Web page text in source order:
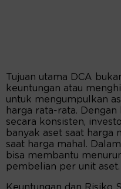
Tujuan utama DCA
keuntungan atau
untuk mengumpulkan
harga rata-rata.
secara konsisten,
banyak aset saat harga
saat harga mahal.
bisa membantu
pembelian per unit aset.